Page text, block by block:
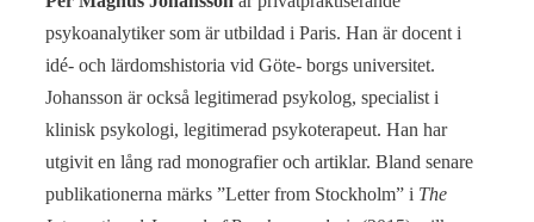
psykoanalytiker som är utbildad i Paris. Han är docent i
idé- och lärdomshistoria vid Göte- borgs universitet.
Johansson är också legitimerad psykolog, specialist i
klinisk psykologi, legitimerad psykoterapeut. Han har
utgivit en lång rad monografier och artiklar. Bland senare
publikationerna märks ”Letter from Stockholm” i The